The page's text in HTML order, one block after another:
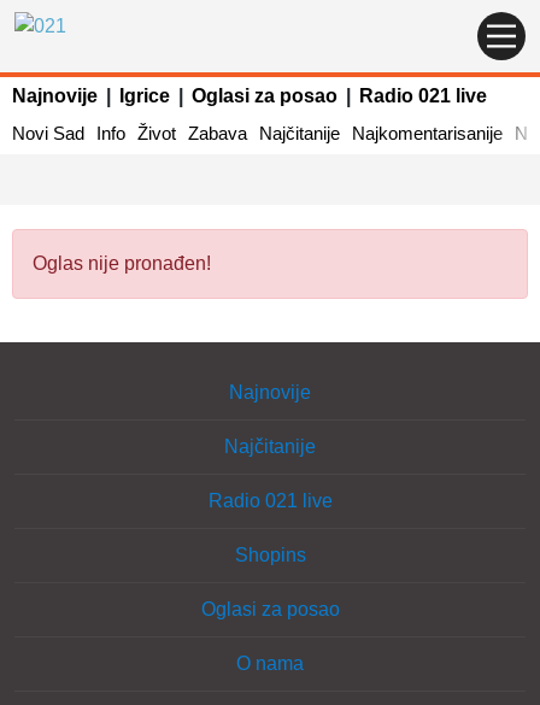
Najnovije Igrice Oglasi za posao
Radio 021 live
Novi Sad
Info Život Zabava Najčitanije Najkomentarisanije
Oglas nije pronađen!
Najnovije
Najčitanije
Radio 021 live
Shopins
Oglasi za posao
O nama